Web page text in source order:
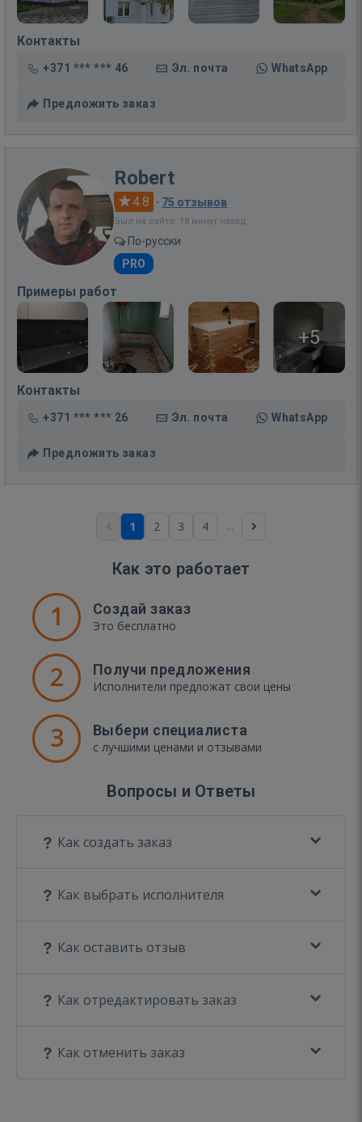
Контакты
+371 *** *** 46 Эл. почта WhatsApp
Предложить заказ
Robert
4.8 · 75 отзывов
Был на сайте: 18 минут назад
По-русски
PRO
Примеры работ
+5
Контакты
+371 *** *** 26 Эл. почта WhatsApp
Предложить заказ
1 2 3 4 ...
Как это работает
1 Создай заказ
Это бесплатно
2 Получи предложения
Исполнители предложат свои цены
3 Выбери специалиста
с лучшими ценами и отзывами
Вопросы и Ответы
Как создать заказ
Как выбрать исполнителя
Как оставить отзыв
Как отредактировать заказ
Как отменить заказ